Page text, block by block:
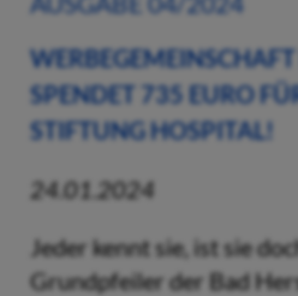
WERBEGEMEINSCHAFT
SPENDET 735 EURO
STIFTUNG HOSPITAL!
24.01.2024
Jeder kennt sie, ist sie
Grundpfeiler der Bad